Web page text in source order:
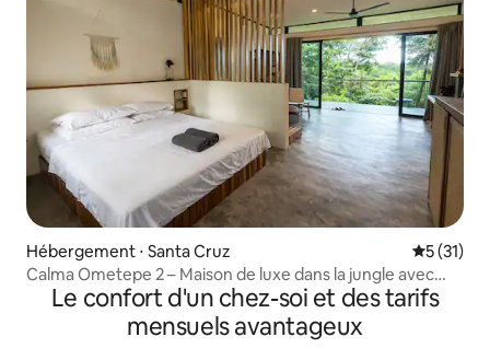
Hébergement ⋅ Santa Cruz
5 (31)
Calma Ometepe 2 – Maison de luxe dans la jungle avec
climatisation
Le confort d'un chez-soi et des tarifs
mensuels avantageux